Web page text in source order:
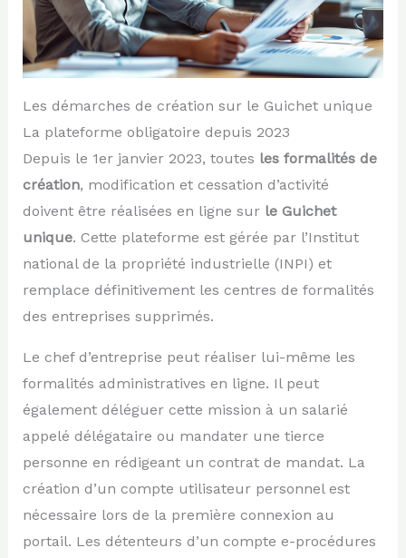
Les démarches de création sur le Guichet unique
La plateforme obligatoire depuis 2023
Depuis le 1er janvier 2023, toutes les formalités de
création, modification et cessation d’activité
doivent être réalisées en ligne sur le Guichet
unique. Cette plateforme est gérée par l’Institut
national de la propriété industrielle (INPI) et
remplace définitivement les centres de formalités
des entreprises supprimés.
Le chef d’entreprise peut réaliser lui-même les
formalités administratives en ligne. Il peut
également déléguer cette mission à un salarié
appelé délégataire ou mandater une tierce
personne en rédigeant un contrat de mandat. La
création d’un compte utilisateur personnel est
nécessaire lors de la première connexion au
portail. Les détenteurs d’un compte e-procédures